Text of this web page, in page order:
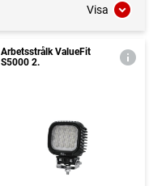
Visa
Arbetsstrålk ValueFit
S5000 2.